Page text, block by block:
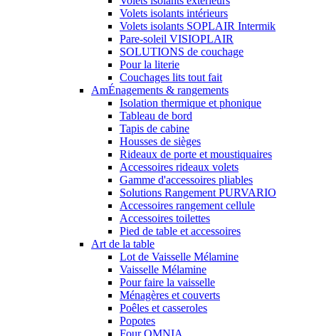
Volets isolants intérieurs
Volets isolants SOPLAIR Intermik
Pare-soleil VISIOPLAIR
SOLUTIONS de couchage
Pour la literie
Couchages lits tout fait
AmÉnagements & rangements
Isolation thermique et phonique
Tableau de bord
Tapis de cabine
Housses de sièges
Rideaux de porte et moustiquaires
Accessoires rideaux volets
Gamme d'accessoires pliables
Solutions Rangement PURVARIO
Accessoires rangement cellule
Accessoires toilettes
Pied de table et accessoires
Art de la table
Lot de Vaisselle Mélamine
Vaisselle Mélamine
Pour faire la vaisselle
Ménagères et couverts
Poêles et casseroles
Popotes